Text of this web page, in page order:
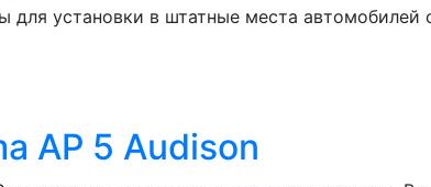
установки в штатные места автомобилей
AP 5 Audison